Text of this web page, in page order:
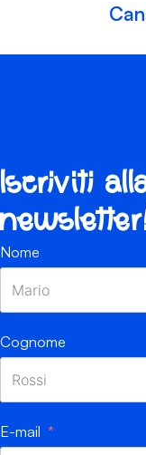
Iscriviti
Nome
Cognome
E-mail